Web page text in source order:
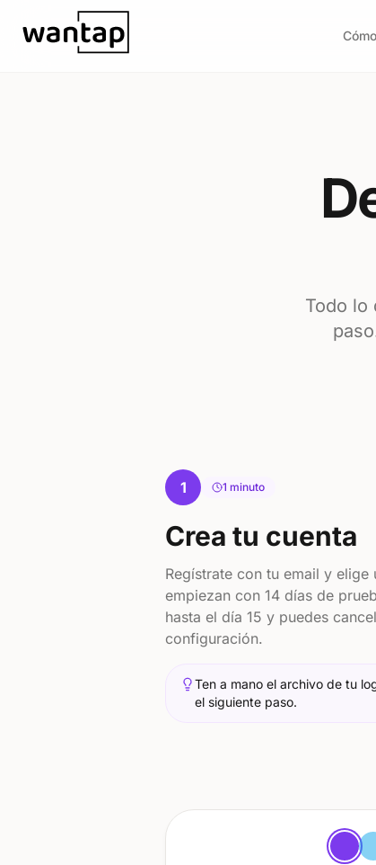
Ir al contenido
Todo lo
1 1 minuto
Crea tu cuenta
Regístrate con tu email y
empiezan con 14 días de
hasta el día 15 y puedes
configuración.
Ten a mano el archivo de tu
el siguiente paso.